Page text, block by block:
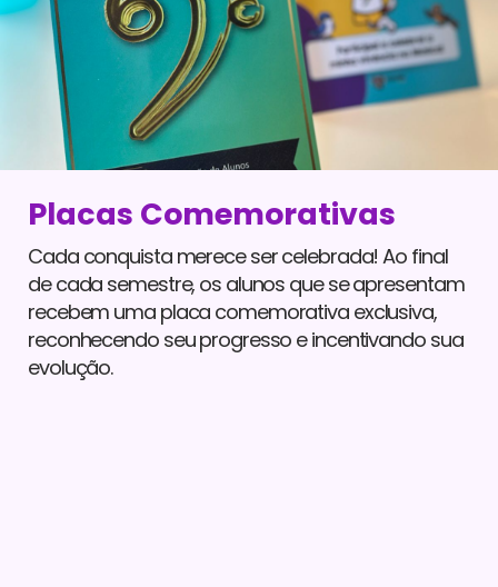
Placas Comemorativas
Cada conquista merece ser celebrada! Ao final
de cada semestre, os alunos que se apresentam
recebem uma placa comemorativa exclusiva,
reconhecendo seu progresso e incentivando sua
evolução.